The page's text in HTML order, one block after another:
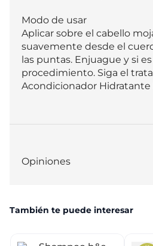
Modo de usar
Aplicar sobre el cabello
suavemente desde el
las puntas. Enjuague y si
procedimiento. Siga el
Acondicionador
Opiniones
También te puede interesar